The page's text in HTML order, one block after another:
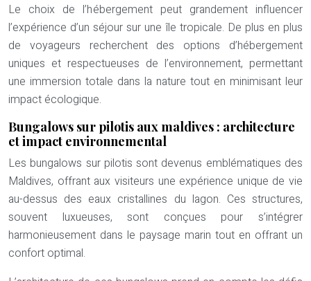
Le choix de l’hébergement peut grandement influencer
l’expérience d’un séjour sur une île tropicale. De plus en plus
de voyageurs recherchent des options d’hébergement
uniques et respectueuses de l’environnement, permettant
une immersion totale dans la nature tout en minimisant leur
impact écologique.
Bungalows sur pilotis aux maldives : architecture
et impact environnemental
Les bungalows sur pilotis sont devenus emblématiques des
Maldives, offrant aux visiteurs une expérience unique de vie
au-dessus des eaux cristallines du lagon. Ces structures,
souvent luxueuses, sont conçues pour s’intégrer
harmonieusement dans le paysage marin tout en offrant un
confort optimal.